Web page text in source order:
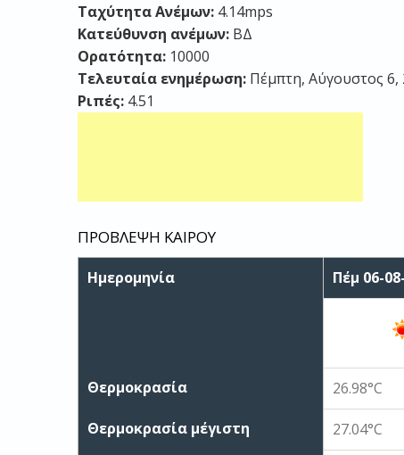
Ταχύτητα Ανέμων: 4.14mps
Κατεύθυνση ανέμων: ΒΔ
Ορατότητα: 10000
Τελευταία ενημέρωση: Πέμπτη, Αύγουστος 6,
Ριπές: 4.51
ΠΡΟΒΛΕΨΗ ΚΑΙΡΟΥ
Ημερομηνία Πέμ 06-
Θερμοκρασία 26.98°C
Θερμοκρασία μέγιστη 27.04°C